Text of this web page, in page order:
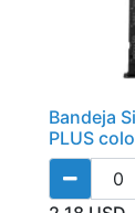
Bandeja
PLUS